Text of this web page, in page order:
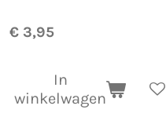
€ 3,95
In
winkelwagen